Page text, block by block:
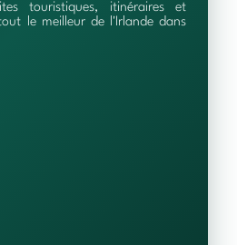
touristiques, itinéraires et
le meilleur de l'Irlande dans